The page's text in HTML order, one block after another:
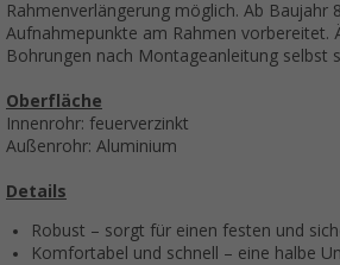
Rahmenverlängerung möglich. Ab Baujahr
Aufnahmepunkte am Rahmen vorbereitet.
Bohrungen nach Montageanleitung selbst
Oberfläche
Innenrohr: feuerverzinkt
Außenrohr: Aluminium
Details
Robust – sorgt für einen festen und
Komfortabel und schnell – eine halbe